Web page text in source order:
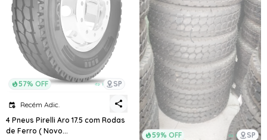
57% OFF SP
Recém Adic.
4 Pneus Pirelli Aro 17.5 com Rodas
de Ferro ( Novo...
59% OFF SP